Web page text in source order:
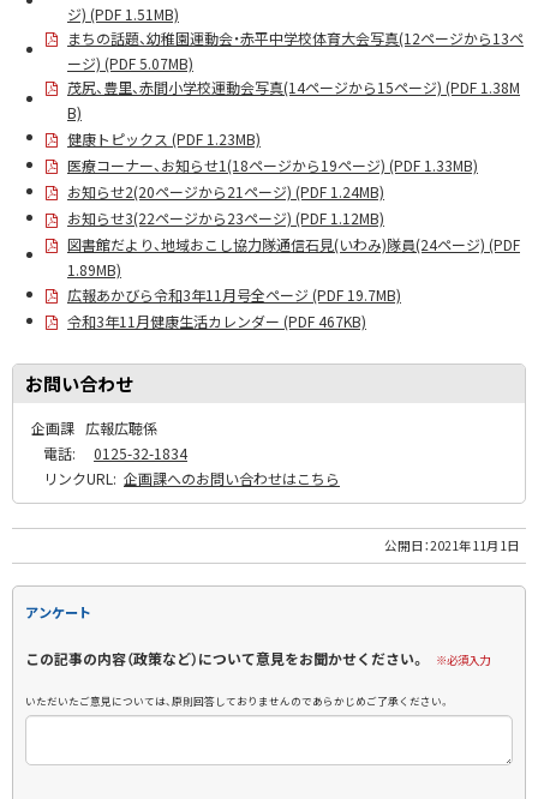
ジ) (PDF 1.51MB)
まちの話題、幼稚園運動会・赤平中学校体育大会写真(12ページから13ペ
ージ) (PDF 5.07MB)
茂尻、豊里、赤間小学校運動会写真(14ページから15ページ) (PDF 1.38M
B)
健康トピックス (PDF 1.23MB)
医療コーナー、お知らせ1(18ページから19ページ) (PDF 1.33MB)
お知らせ2(20ページから21ページ) (PDF 1.24MB)
お知らせ3(22ページから23ページ) (PDF 1.12MB)
図書館だより、地域おこし協力隊通信石見(いわみ)隊員(24ページ) (PDF
1.89MB)
広報あかびら令和3年11月号全ページ (PDF 19.7MB)
令和3年11月健康生活カレンダー (PDF 467KB)
お問い合わせ
企画課 広報広聴係
電話:
0125-32-1834
リンクURL: 企画課へのお問い合わせはこちら
公開日：2021年11月1日
アンケート
この記事の内容（政策など）について意見をお聞かせください。 ※必須入力
いただいたご意見については、原則回答しておりませんのであらかじめご了承ください。